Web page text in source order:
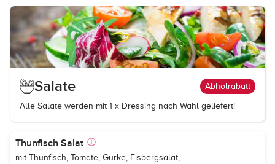
Salate Abholrabatt
Alle Salate werden mit 1 x Dressing nach Wahl geliefert!
Thunfisch Salat
mit Thunfisch, Tomate, Gurke, Eisbergsalat,